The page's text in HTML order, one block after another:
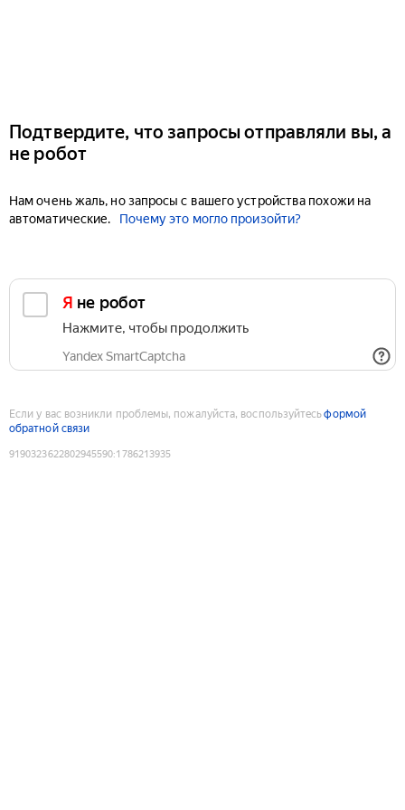
Подтвердите, что запросы отправляли вы, а
не робот
Нам очень жаль, но запросы с вашего устройства похожи на
автоматические.
Почему это могло произойти?
Я не робот
Нажмите, чтобы продолжить
Yandex SmartCaptcha
Если у вас возникли проблемы, пожалуйста, воспользуйтесьформой
обратной связи
9190323622802945590:1786213935